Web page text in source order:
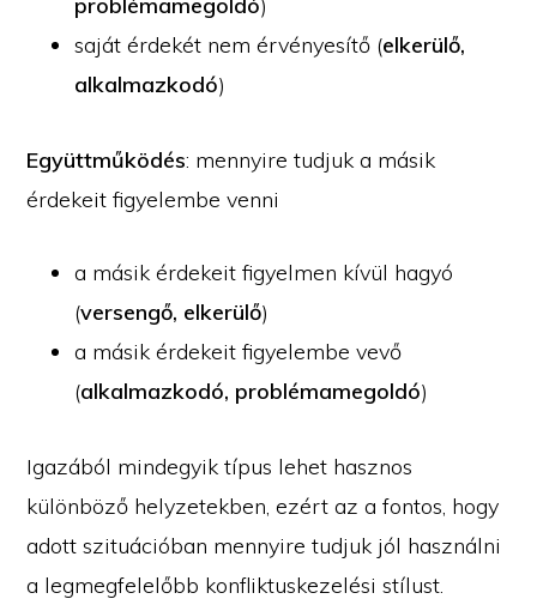
saját érdekét nem érvényesítő (elkerülő,
alkalmazkodó)
Együttműködés: mennyire tudjuk a másik
érdekeit figyelembe venni
a másik érdekeit figyelmen kívül hagyó
(versengő, elkerülő)
a másik érdekeit figyelembe vevő
(alkalmazkodó, problémamegoldó)
Igazából mindegyik típus lehet hasznos
különböző helyzetekben, ezért az a fontos, hogy
adott szituációban mennyire tudjuk jól használni
a legmegfelelőbb konfliktuskezelési stílust.